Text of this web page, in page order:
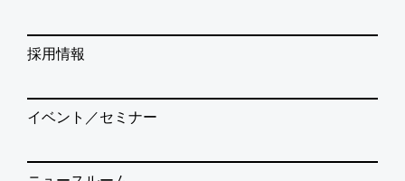
採用情報
イベント／セミナー